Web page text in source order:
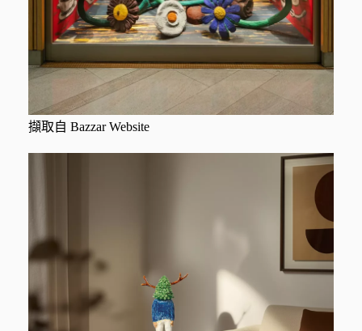
擷取自 Bazzar Website